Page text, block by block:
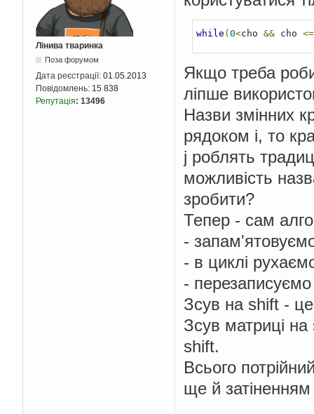
for (int
}
}
for (int
for
(
                cout
shift down \n";
            cin
>>
}
Лінива тваринка
Поза форумом
Дата реєстрації: 01.05.2013
Повідомлень: 15 838
Репутація: 13496
while ( 0<cho && cho <=
Якщо треба
ліпше
Назви змінних
рядоком i, то
j роблять
можливість
зробити?
Тепер - сам
-
- в циклі
-
Зсув на shift -
Зсув матриці
shift.
Всього
ще й